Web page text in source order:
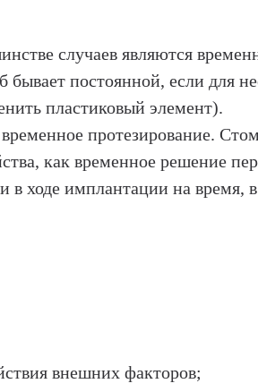
случаев являются
постоянной, если для
пластиковый элемент).
протезирование.
как временное решение
в ходе имплантации на время,
внешних факторов;